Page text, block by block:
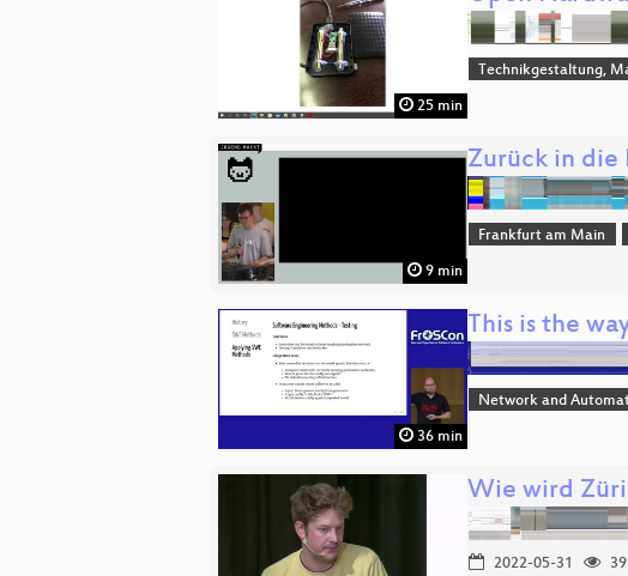
25 min
Technikgestaltung,
9 min
Zurück in die
Frankfurt am Main
36 min
This is the
Network and
Wie wird
2022-05-31